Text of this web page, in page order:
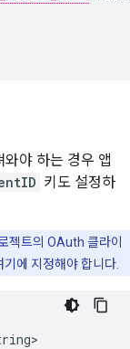
야 하는 경우 앱
키도 설정하
젝트의 OAuth 클라이
기에 지정해야 합니다.